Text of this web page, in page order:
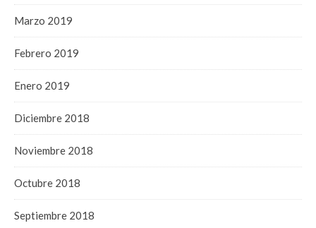
Marzo 2019
Febrero 2019
Enero 2019
Diciembre 2018
Noviembre 2018
Octubre 2018
Septiembre 2018